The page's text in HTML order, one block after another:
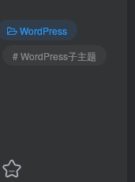
WordPress
# WordPress子主题